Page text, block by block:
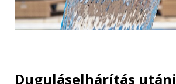
Duguláselhárítás utáni